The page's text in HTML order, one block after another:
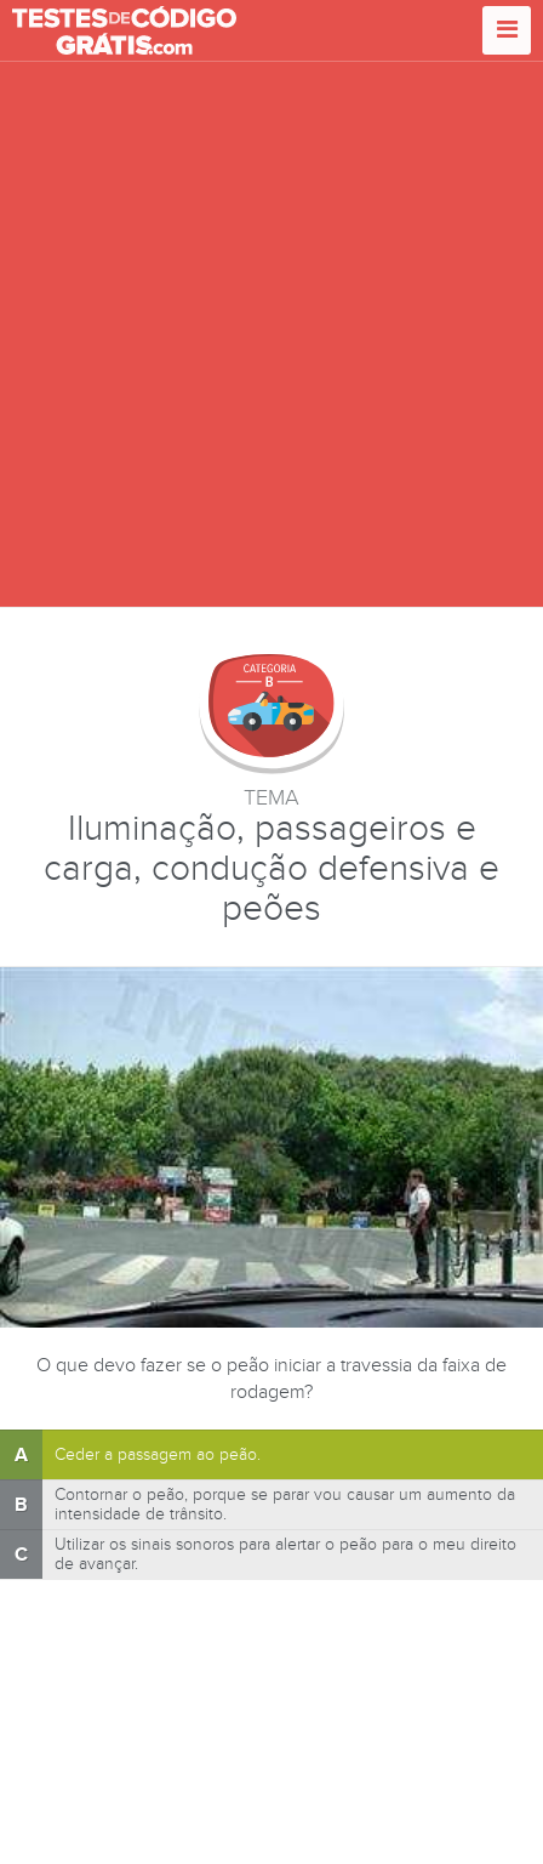
TEMA
Iluminação, passageiros e
carga, condução defensiva e
peões
O que devo fazer se o peão iniciar a travessia da faixa de
rodagem?
A Ceder a passagem ao peão.
B
Contornar o peão, porque se parar vou causar um aumento da
intensidade de trânsito.
C
Utilizar os sinais sonoros para alertar o peão para o meu direito
de avançar.